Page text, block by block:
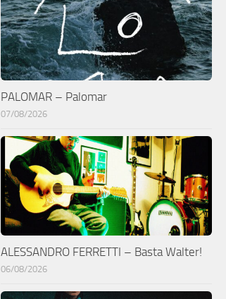
PALOMAR – Palomar
07/08/2026
ALESSANDRO FERRETTI – Basta Walter!
06/08/2026